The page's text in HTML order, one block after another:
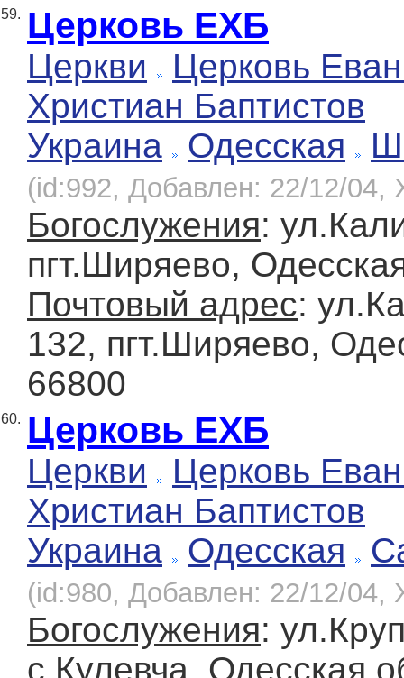
59. Церковь ЕХБ
Церкви
Церковь
Христиан Баптистов
Украина
Одесская
(id:992, Добавлен: 22/12/04,
Богослужения:
пгт.Ширяево,
Почтовый адрес:
132, пгт.Ширяево,
66800
60. Церковь ЕХБ
Церкви
Церковь
Христиан Баптистов
Украина
Одесская
(id:980, Добавлен: 22/12/04,
Богослужения:
с.Кулевча, Одесская